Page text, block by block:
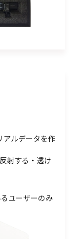
アルデータを作
射する・透け
ユーザーのみ